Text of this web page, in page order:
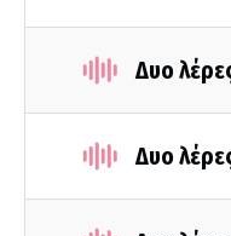
Δυο
Δυο